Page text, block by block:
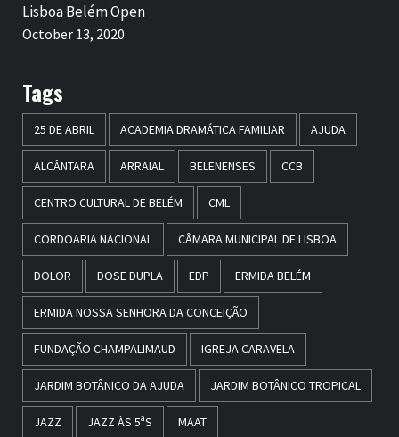
Lisboa Belém Open
October 13, 2020
Tags
25 DE ABRIL ACADEMIA DRAMÁTICA FAMILIAR AJUDA
ALCÂNTARA ARRAIAL BELENENSES CCB
CENTRO CULTURAL DE BELÉM CML
CORDOARIA NACIONAL CÂMARA MUNICIPAL DE LISBOA
DOLOR DOSE DUPLA EDP ERMIDA BELÉM
ERMIDA NOSSA SENHORA DA CONCEIÇÃO
FUNDAÇÃO CHAMPALIMAUD IGREJA CARAVELA
JARDIM BOTÂNICO DA AJUDA JARDIM BOTÂNICO TROPICAL
JAZZ JAZZ ÀS 5ªS MAAT